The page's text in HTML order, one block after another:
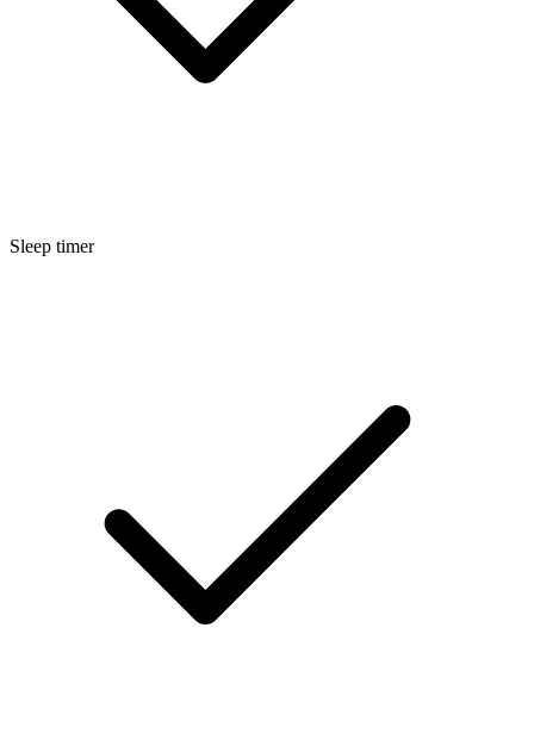
Sleep timer